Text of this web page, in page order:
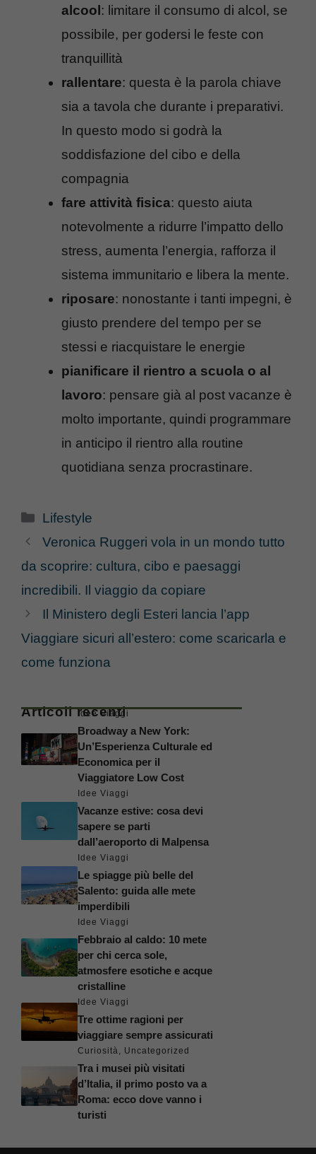
alcool: limitare il consumo di alcol, se
possibile, per godersi le feste con
tranquillità
rallentare: questa è la parola chiave
sia a tavola che durante i preparativi.
In questo modo si godrà la
soddisfazione del cibo e della
compagnia
fare attività fisica: questo aiuta
notevolmente a ridurre l’impatto dello
stress, aumenta l’energia, rafforza il
sistema immunitario e libera la mente.
riposare: nonostante i tanti impegni, è
giusto prendere del tempo per se
stessi e riacquistare le energie
pianificare il rientro a scuola o al
lavoro: pensare già al post vacanze è
molto importante, quindi programmare
in anticipo il rientro alla routine
quotidiana senza procrastinare.
Categorie
Lifestyle
Veronica Ruggeri vola in un mondo tutto
da scoprire: cultura, cibo e paesaggi
incredibili. Il viaggio da copiare
Il Ministero degli Esteri lancia l’app
Viaggiare sicuri all’estero: come scaricarla e
come funziona
Articoli recenti
Idee Viaggi
Broadway a New York:
Un’Esperienza Culturale ed
Economica per il
Viaggiatore Low Cost
Idee Viaggi
Vacanze estive: cosa devi
sapere se parti
dall’aeroporto di Malpensa
Idee Viaggi
Le spiagge più belle del
Salento: guida alle mete
imperdibili
Idee Viaggi
Febbraio al caldo: 10 mete
per chi cerca sole,
atmosfere esotiche e acque
cristalline
Idee Viaggi
Tre ottime ragioni per
viaggiare sempre assicurati
Curiosità Uncategorized
Tra i musei più visitati
d’Italia, il primo posto va a
Roma: ecco dove vanno i
turisti